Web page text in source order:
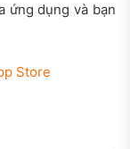
ứng dụng và bạn
Store